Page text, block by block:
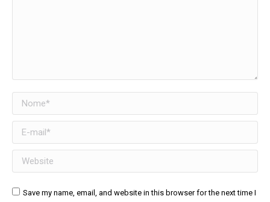
Nome *
E-mail *
Website
Save my name, email, and website in this browser for the next time I